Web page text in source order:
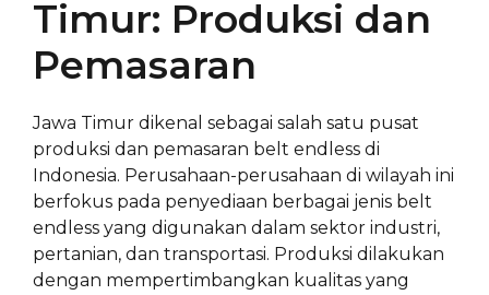
Timur: Produksi dan
Pemasaran
Jawa Timur dikenal sebagai salah satu pusat
produksi dan pemasaran belt endless di
Indonesia. Perusahaan-perusahaan di wilayah ini
berfokus pada penyediaan berbagai jenis belt
endless yang digunakan dalam sektor industri,
pertanian, dan transportasi. Produksi dilakukan
dengan mempertimbangkan kualitas yang